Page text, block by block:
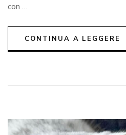
con …
CONTINUA A LEGGERE